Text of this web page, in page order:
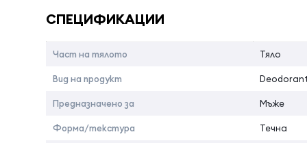
СПЕЦИФИКАЦИИ
Част на тялото Тяло
Вид на продукт
Предназначено за Мъже
Форма/текстура Течна